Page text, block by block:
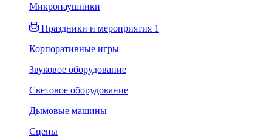
Микронаушники
Праздники и мероприятия 1
Корпоративные игры
Звуковое оборудование
Световое оборудование
Дымовые машины
Сцены